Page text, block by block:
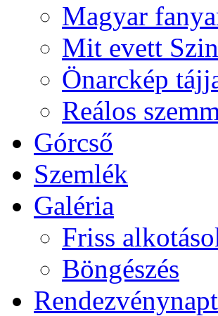
Magyar
Mit evett
Önarckép
Reálos
Górcső
Szemlék
Galéria
Friss
Böngészés